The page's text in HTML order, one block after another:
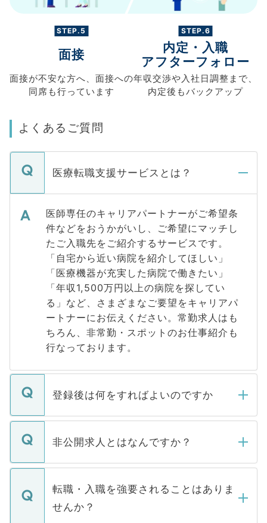
STEP.5
面接
面接が不安な方へ、 面接への
同席も行っています
STEP.6
内定・入職
アフターフォロー
年収交渉や入社日調整まで、
内定後もバックアップ
よくあるご質問
医療転職支援サービスとは？
医師専任のキャリアパートナーがご希望条
件などをおうかがいし、ご希望にマッチし
たご入職先をご紹介するサービスです。
「自宅から近い病院を紹介してほしい」
「医療機器が充実した病院で働きたい」
「年収1,500万円以上の病院を探してい
る」など、さまざまなご要望をキャリアパ
ートナーにお伝えください。常勤求人はも
ちろん、非常勤・スポットのお仕事紹介も
行なっております。
登録後は何をすればよいのですか
ご登録いただきましたら、弊社担当者がご
登録内容を確認し、その後メールもしくは
ます。通常、5営業日以内にはご連絡をせて
いただきますので、しばらくお待ちくださ
非公開求人とはなんですか？
マイナビDOCTORで取り扱っている求人の
うち約3割は、Webサイトからご覧いただ
けない「非公開求人」です。非公開求人は
下記の理由によって、一般には公開してい
転職・入職を強要されることはありま
せんか？